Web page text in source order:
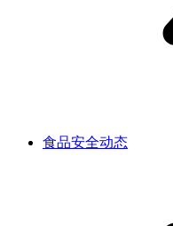
食品安全动态